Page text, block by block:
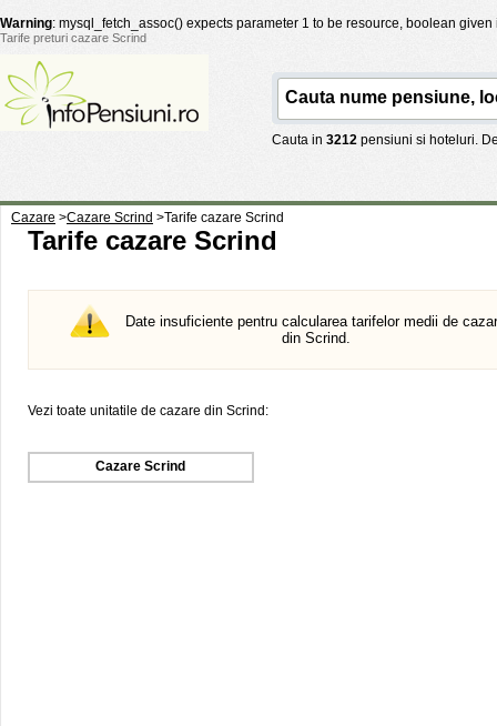
Warning: mysql_fetch_assoc() expects parameter 1 to be resource, boolean
Tarife preturi cazare Scrind
Cauta in 3212 pensiuni si hoteluri.
Cazare >Cazare Scrind >Tarife cazare Scrind
Tarife cazare Scrind
Date insuficiente pentru calcularea tarifelor medii de
din Scrind.
Vezi toate unitatile de cazare din Scrind:
Cazare Scrind